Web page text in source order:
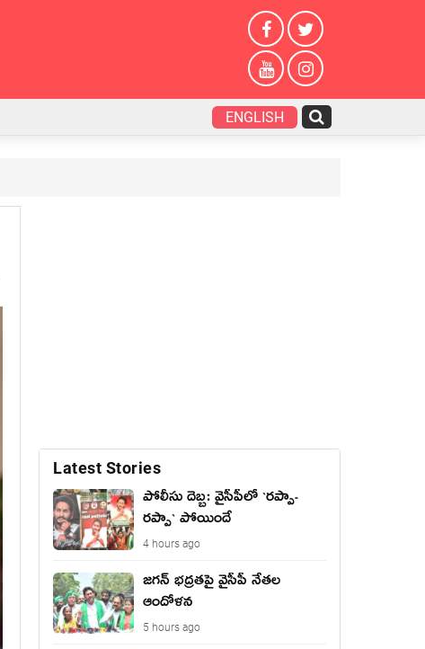
ENGLISH
Latest Stories
పోలీసు దెబ్బ: వైసీపీలో `ర‌ప్పా-
ర‌ప్పా` పోయిందే
4 hours ago
జ‌గ‌న్ భద్రతపై వైసీపీ నేతల
ఆందోళన
5 hours ago